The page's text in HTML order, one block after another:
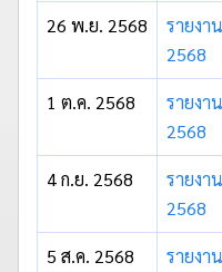
26 พ.ย. 2568
รายงา
2568
1 ต.ค. 2568
รายงา
2568
4 ก.ย. 2568
รายงา
2568
5 ส.ค. 2568
รายงา